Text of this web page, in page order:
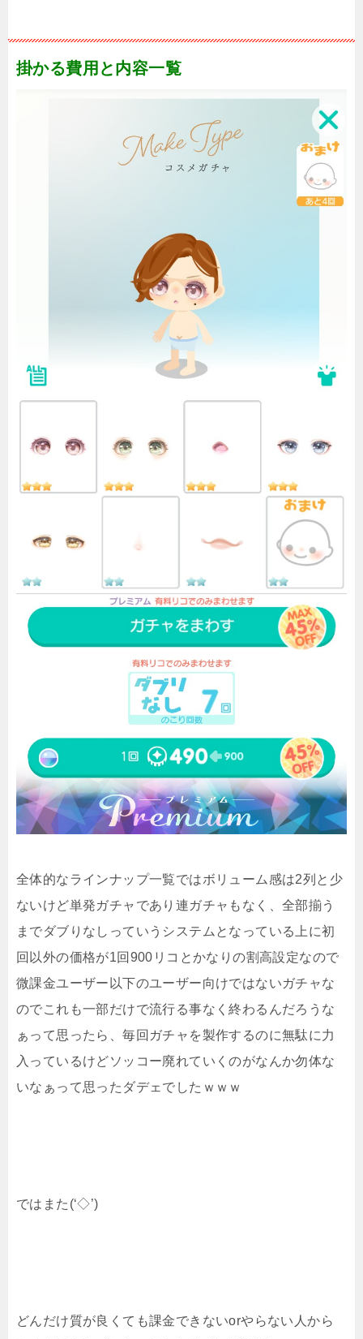
掛かる費用と内容一覧
全体的なラインナップ一覧ではボリューム感は2列と少
ないけど単発ガチャであり連ガチャもなく、全部揃う
までダブりなしっていうシステムとなっている上に初
回以外の価格が1回900リコとかなりの割高設定なので
微課金ユーザー以下のユーザー向けではないガチャな
のでこれも一部だけで流行る事なく終わるんだろうな
ぁって思ったら、毎回ガチャを製作するのに無駄に力
入っているけどソッコー廃れていくのがなんか勿体な
いなぁって思ったダデェでしたｗｗｗ
ではまた(‘◇’)ゞ
どんだけ質が良くても課金できないorやらない人から